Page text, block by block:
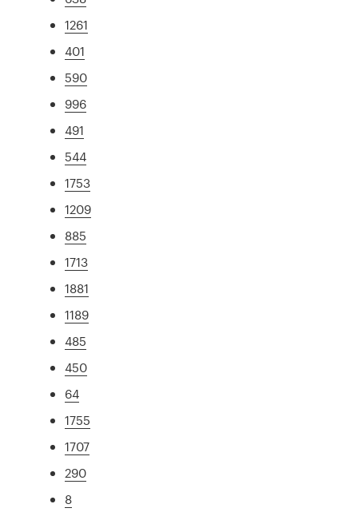
1261
401
590
996
491
544
1753
1209
885
1713
1881
1189
485
450
64
1755
1707
290
8